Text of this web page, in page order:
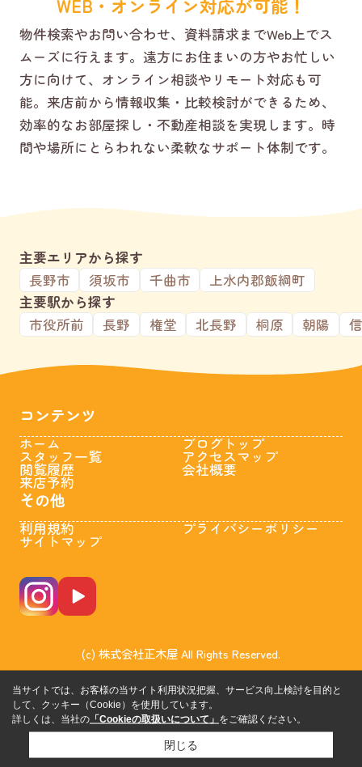
WEB・オンライン対応が可能！
物件検索やお問い合わせ、資料請求までWeb上でス
ムーズに行えます。遠方にお住まいの方やお忙しい
方に向けて、オンライン相談やリモート対応も可
能。来店前から情報収集・比較検討ができるため、
効率的なお部屋探し・不動産相談を実現します。時
間や場所にとらわれない柔軟なサポート体制です。
主要エリアから探す
長野市
須坂市 千曲市
上水内郡飯綱町
主要駅から探す
市役所前
長野 権堂 北長野 桐原 朝陽
コンテンツ
ホーム
スタッフ一覧
閲覧履歴
来店予約
ブログトップ
アクセスマップ
会社概要
その他
利用規約
サイトマップ
プライバシーポリシー
(c) 株式会社正木屋 All Rights Reserved.
当サイトでは、お客様の当サイト利用状況把握、サービス向上検討を目的と
して、クッキー（Cookie）を使用しています。
詳しくは、当社の 「Cookieの取扱いについて」 をご確認ください。
閉じる